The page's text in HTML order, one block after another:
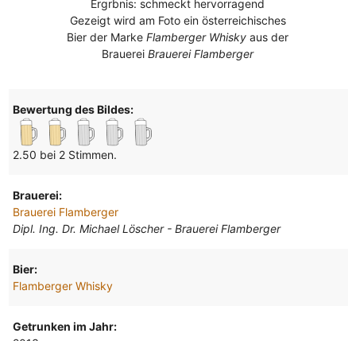
Ergrbnis: schmeckt hervorragend
Gezeigt wird am Foto ein österreichisches
Bier der MarkeFlamberger Whisky aus der
BrauereiBrauerei Flamberger
Bewertung des Bildes:
2.50 bei 2 Stimmen.
Brauerei:
Brauerei Flamberger
Dipl. Ing. Dr. Michael Löscher - Brauerei Flamberger
Bier:
Flamberger Whisky
Getrunken im Jahr: